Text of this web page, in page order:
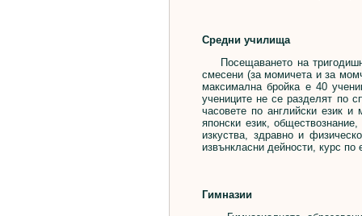
Средни училища
Посещаването на
смесени (за момичета и за
максимална бройка е 40
учениците не се разделят по
часовете по английски език и
японски език,
изкуства, здравно и
извънкласни дейности, курс по
Гимназии